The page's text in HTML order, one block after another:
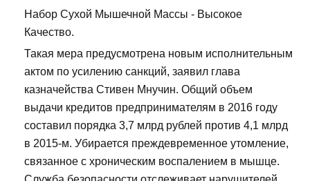
Набор Сухой Мышечной Массы - Высокое
Качество.
Такая мера предусмотрена новым исполнительным
актом по усилению санкций, заявил глава
казначейства Стивен Мнучин. Общий объем
выдачи кредитов предпринимателям в 2016 году
составил порядка 3,7 млрд рублей против 4,1 млрд
в 2015-м. Убирается преждевременное утомление,
связанное с хроническим воспалением в мышце.